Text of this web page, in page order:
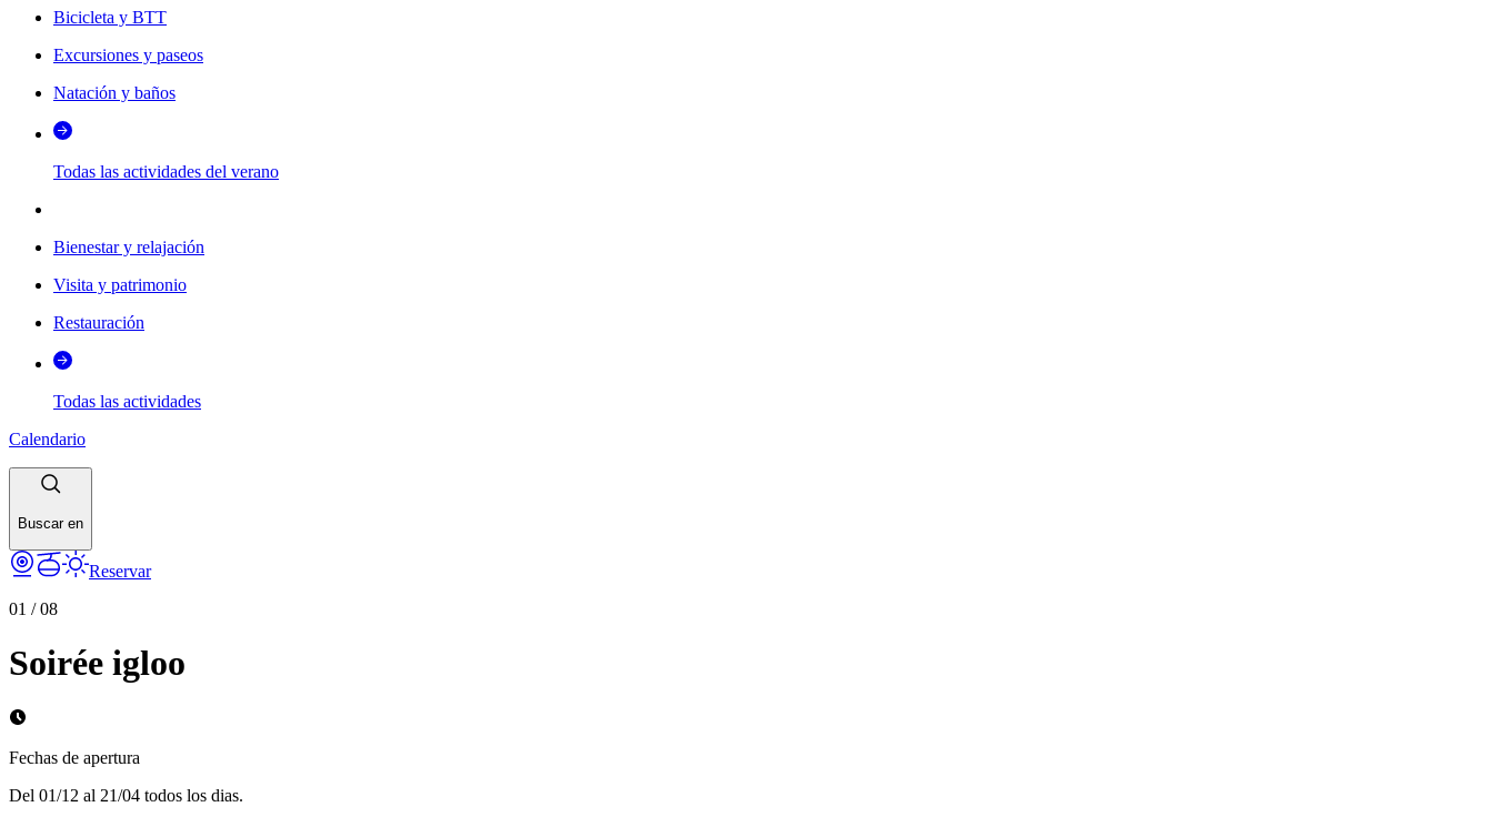
Bicicleta y BTT
Excursiones y paseos
Natación y baños
Todas las actividades del verano
Bienestar y relajación
Visita y patrimonio
Restauración
Todas las actividades
Calendario
Buscar en
Reservar
01 /08
Soirée igloo
Fechas de apertura
Del 01/12 al 21/04 todos los dias.